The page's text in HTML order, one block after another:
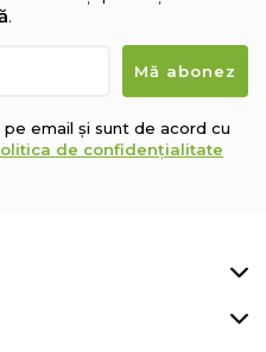
.
email și sunt de acord cu
de confidențialitate